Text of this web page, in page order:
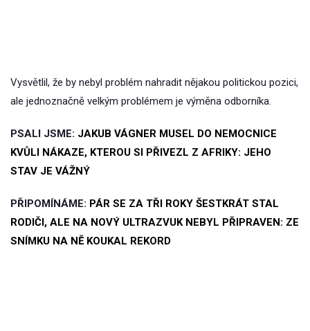
Vysvětlil, že by nebyl problém nahradit nějakou politickou pozici,
ale jednoznačně velkým problémem je výměna odborníka.
PSALI JSME: JAKUB VÁGNER MUSEL DO NEMOCNICE
KVŮLI NÁKAZE, KTEROU SI PŘIVEZL Z AFRIKY: JEHO
STAV JE VÁŽNÝ
PŘIPOMÍNÁME: PÁR SE ZA TŘI ROKY ŠESTKRÁT STAL
RODIČI, ALE NA NOVÝ ULTRAZVUK NEBYL PŘIPRAVEN: ZE
SNÍMKU NA NĚ KOUKAL REKORD